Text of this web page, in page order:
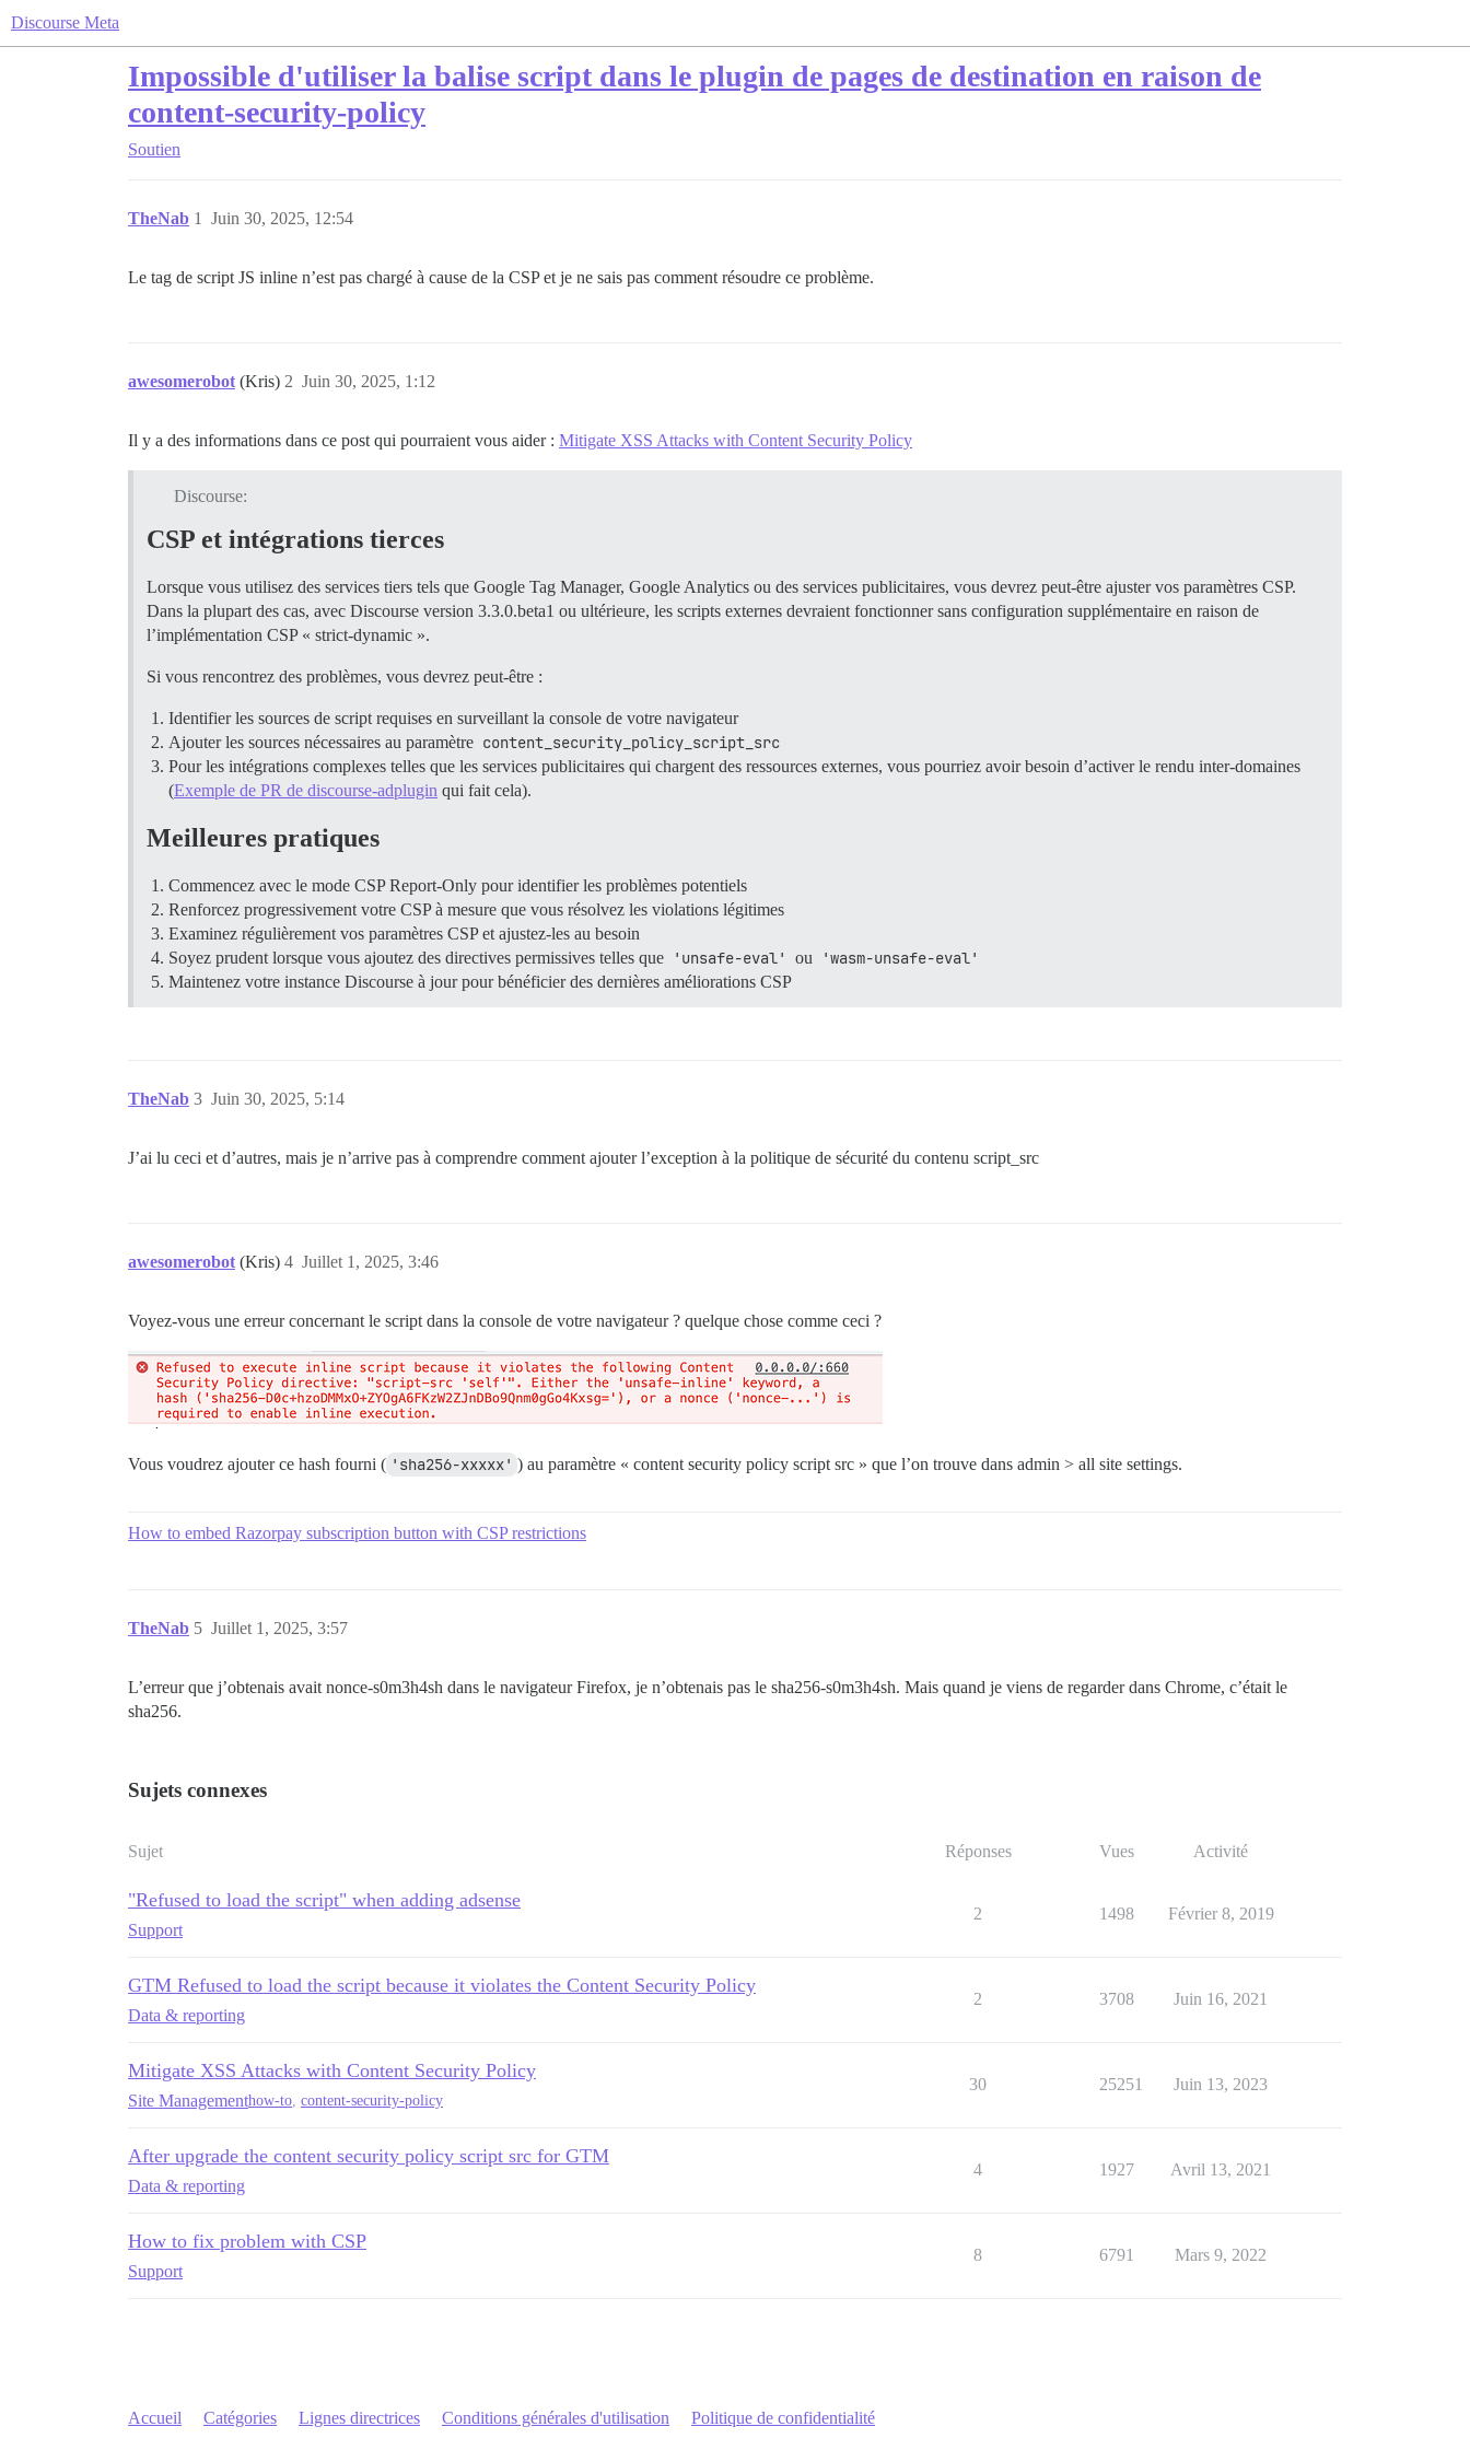
Discourse Meta
Impossible d'utiliser la balise script dans le plugin de pages de destination en raison de
content-security-policy
Soutien
TheNab Juin 30, 2025, 12:54
1
Le tag de script JS inline n’est pas chargé à cause de la CSP et je ne sais pas comment résoudre ce problème.
awesomerobot (Kris) Juin 30, 2025, 1:12
2
Il y a des informations dans ce post qui pourraient vous aider : Mitigate XSS Attacks with Content Security Policy
Discourse:
CSP et intégrations tierces
Lorsque vous utilisez des services tiers tels que Google Tag Manager, Google Analytics ou des services publicitaires, vous devrez peut-être ajuster vos paramètres CSP.
Dans la plupart des cas, avec Discourse version 3.3.0.beta1 ou ultérieure, les scripts externes devraient fonctionner sans configuration supplémentaire en raison de
l’implémentation CSP « strict-dynamic ».
Si vous rencontrez des problèmes, vous devrez peut-être :
Identifier les sources de script requises en surveillant la console de votre navigateur
Ajouter les sources nécessaires au paramètre content_security_policy_script_src
Pour les intégrations complexes telles que les services publicitaires qui chargent des ressources externes, vous pourriez avoir besoin d’activer le rendu inter-domaines
(Exemple de PR de discourse-adplugin qui fait cela).
Meilleures pratiques
Commencez avec le mode CSP Report-Only pour identifier les problèmes potentiels
Renforcez progressivement votre CSP à mesure que vous résolvez les violations légitimes
Examinez régulièrement vos paramètres CSP et ajustez-les au besoin
Soyez prudent lorsque vous ajoutez des directives permissives telles que
'unsafe-eval' ou 'wasm-unsafe-eval'
Maintenez votre instance Discourse à jour pour bénéficier des dernières améliorations CSP
TheNab Juin 30, 2025, 5:14
3
J’ai lu ceci et d’autres, mais je n’arrive pas à comprendre comment ajouter l’exception à la politique de sécurité du contenu script_src
awesomerobot (Kris) Juillet 1, 2025, 3:46
4
Voyez-vous une erreur concernant le script dans la console de votre navigateur ? quelque chose comme ceci ?
Vous voudrez ajouter ce hash fourni ( 'sha256-xxxxx' ) au paramètre « content security policy script src » que l’on trouve dans admin > all site settings.
How to embed Razorpay subscription button with CSP restrictions
TheNab Juillet 1, 2025, 3:57
5
L’erreur que j’obtenais avait nonce-s0m3h4sh dans le navigateur Firefox, je n’obtenais pas le sha256-s0m3h4sh. Mais quand je viens de regarder dans Chrome, c’était le
sha256.
Sujets connexes
Sujet Réponses Vues Activité
"Refused to load the script" when adding adsense
Support
2 1498 Février 8, 2019
GTM Refused to load the script because it violates the Content Security Policy
Data & reporting
2 3708 Juin 16, 2021
Mitigate XSS Attacks with Content Security Policy
Site Managementhow-to, content-security-policy
30 25251 Juin 13, 2023
After upgrade the content security policy script src for GTM
Data & reporting
4 1927 Avril 13, 2021
How to fix problem with CSP
Support
8 6791 Mars 9, 2022
Accueil Catégories Lignes directrices Conditions générales d'utilisation Politique de confidentialité